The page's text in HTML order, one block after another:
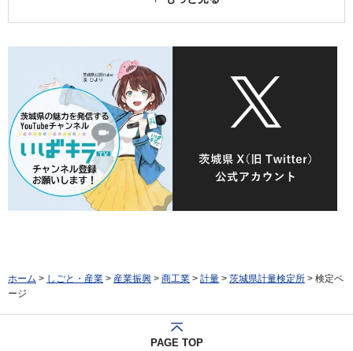
ホーム > しごと・産業 > 産業振興 > 商工業 > 計量 > 茨城県計量検定所 > 検定ペ
ージ
PAGE TOP